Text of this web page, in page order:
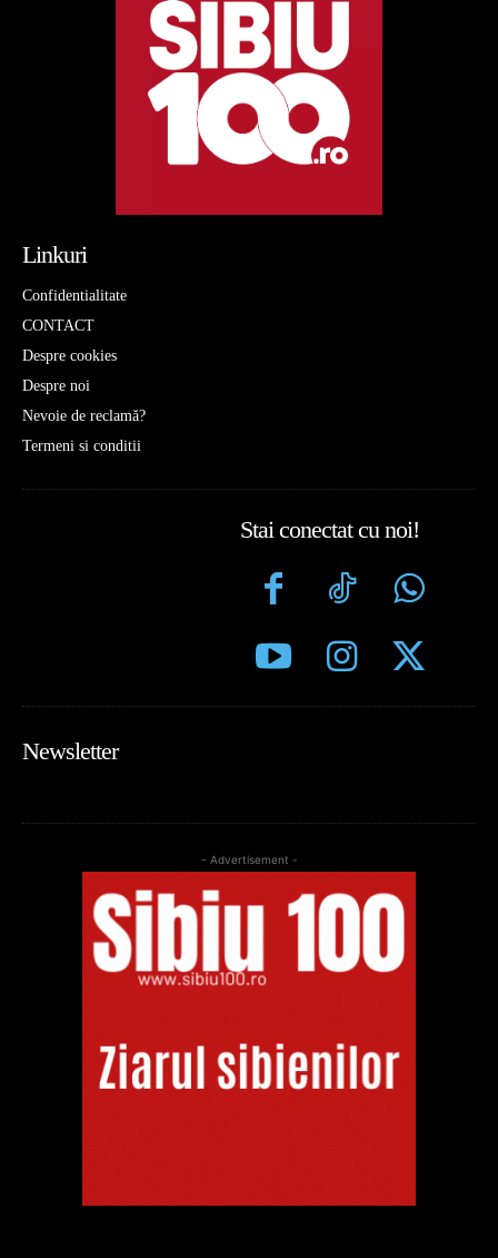
Linkuri
Confidentialitate
CONTACT
Despre cookies
Despre noi
Nevoie de reclamă?
Termeni si conditii
Stai conectat cu noi!
Newsletter
- Advertisement -